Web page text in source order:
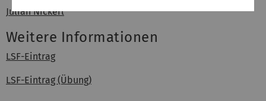
Julian Nickerl
Weitere Informationen
LSF-Eintrag
LSF-Eintrag (Übung)